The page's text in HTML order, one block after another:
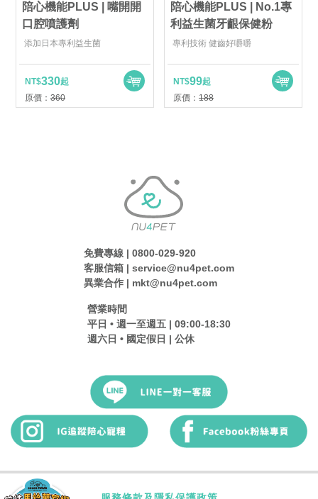
陪心機能PLUS | 嘴開開
口腔噴護劑
添加日本專利益生菌
NT$330起
原價： 360
陪心機能PLUS | No.1專
利益生菌牙齦保健粉
專利技術 健齒好嚼嚼
NT$99起
原價： 188
免費專線 | 0800-029-920
客服信箱 | service@nu4pet.com
異業合作 | mkt@nu4pet.com
營業時間
平日 • 週一至週五 | 09:00-18:30
週六日 • 國定假日 | 公休